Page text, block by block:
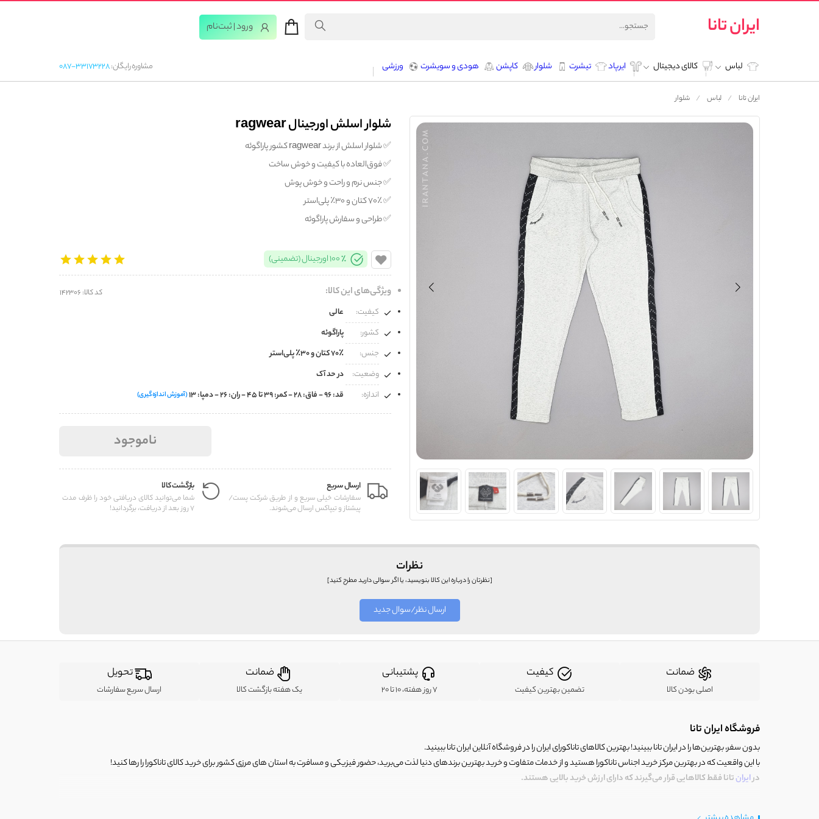
ایران تانا ورود | ثبت‌‌نام
لباس کالای دیجیتال ایرپاد تیشرت شلوار کاپشن هودی و سویشرت ورزشی مشاوره رایگان:087-33173228
ایران تانا لباس شلوار
شلوار اسلش اورجینال ragwear
✅️ شلوار اسلش از برند ragwear کشور پاراگوئه
✅️ فوق‌العاده با کیفیت و خوش ساخت
✅️ جنس نرم و راحت و خوش پوش
✅️ ۷۰٪ کتان و ۳۰٪ پلی‌استر
✅️ طراحی و سفارش پاراگوئه
100% اورجینال (تضمینی)
ویژگی‌های این کالا: کد کالا: 142306
کیفیت:
عالی
کشور:
پاراگوئه
جنس:
وضعیت:
در حد آک
اندازه:
قد: ۹۶ - فاق: ۲۸ - کمر: ۳۹ تا ۴۵ - ران: ۲۶ - دمپا: ۱۳ (آموزش اندازه‌گیری)
ناموجود
ارسال سریع
سفارشات خیلی سریع و از طریق شرکت پست/
پیشتاز و تیپاکس ارسال می‌شوند.
بازگشت کالا
شما می‌توانید کالای دریافتی خود را ظرف مدت
7 روز بعد از دریافت، برگردانید!
نظرات
[نظرتان را درباره این کالا بنویسید، یا اگر سوالی دارید مطرح کنید]
ارسال نظر/سوال جدید
ضمانت
اصلی بودن کالا
کیفیت
تضمین بهترین کیفیت
پشتیبانی
7 روز هفته، 10 تا 20
ضمانت
یک هفته بازگشت کالا
تحویل
ارسال سریع سفارشات
فروشگاه ایران تانا
بدون سفر، بهترین‌ها را در ایران تانا ببینید! بهترین کالاهای تاناکورای ایران را در فروشگاه آنلاین ایران تانا ببینید.
با این واقعیت که در بهترین مرکز خرید اجناس تاناکورا هستید و از خدمات متفاوت و خرید بهترین برندهای دنیا لذت می‌برید، حضور فیزیکی و مسافرت به استان های مرزی کشور برای خرید کالای تاناکورا را رها کنید!
درایرانتانا فقط کالاهایی قرار می‌گیرند که دارای ارزش خرید بالایی هستند.